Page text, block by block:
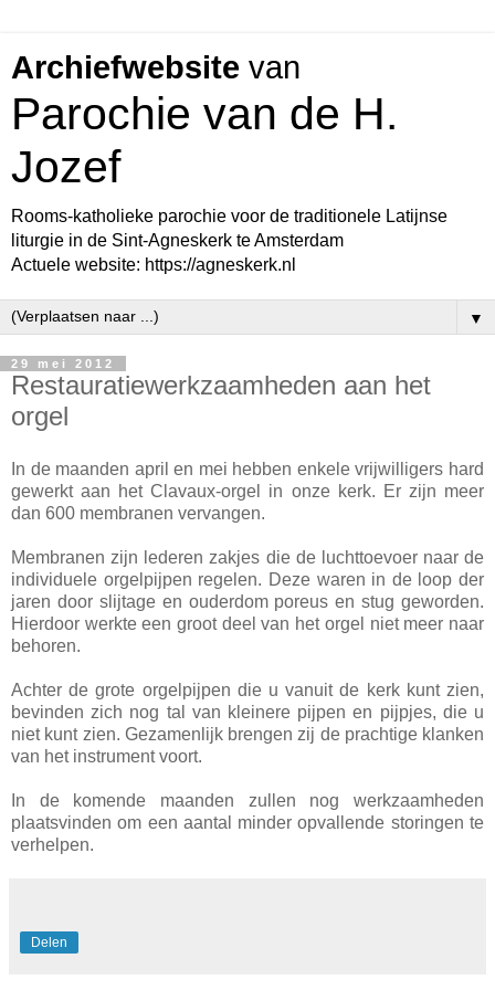
Archiefwebsite van
Parochie van de H.
Jozef
Rooms-katholieke parochie voor de traditionele Latijnse
liturgie in de Sint-Agneskerk te Amsterdam
Actuele website: https://agneskerk.nl
▼
29 mei 2012
Restauratiewerkzaamheden aan het
orgel
In de maanden april en mei hebben enkele vrijwilligers hard
gewerkt aan het Clavaux-orgel in onze kerk. Er zijn meer
dan 600 membranen vervangen.
Membranen zijn lederen zakjes die de luchttoevoer naar de
individuele orgelpijpen regelen. Deze waren in de loop der
jaren door slijtage en ouderdom poreus en stug geworden.
Hierdoor werkte een groot deel van het orgel niet meer naar
behoren.
Achter de grote orgelpijpen die u vanuit de kerk kunt zien,
bevinden zich nog tal van kleinere pijpen en pijpjes, die u
niet kunt zien. Gezamenlijk brengen zij de prachtige klanken
van het instrument voort.
In de komende maanden zullen nog werkzaamheden
plaatsvinden om een aantal minder opvallende storingen te
verhelpen.
Delen